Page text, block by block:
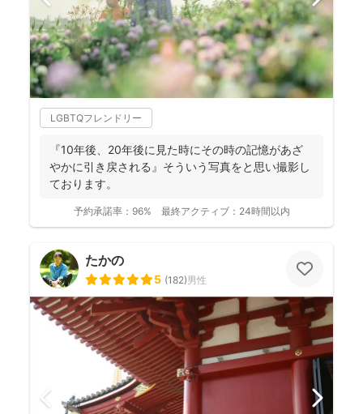
LGBTQフレンドリー
『10年後、20年後に見た時にその時の記憶があざ
やかに引き戻される』そういう写真をと思い撮影し
ております。
予約承諾率： 96% 最終アクティブ： 24時間以内
たかの
5 (182)男性